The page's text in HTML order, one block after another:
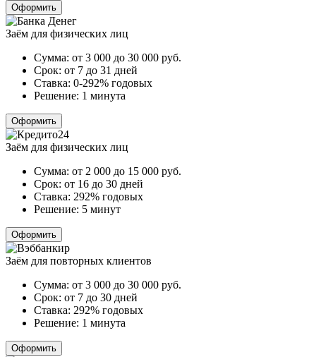
Оформить
Заём для физических лиц
Сумма: от 3 000 до 30 000 руб.
Срок: от 7 до 31 дней
Ставка: 0-292% годовых
Решение: 1 минута
Оформить
Заём для физических лиц
Сумма: от 2 000 до 15 000 руб.
Срок: от 16 до 30 дней
Ставка: 292% годовых
Решение: 5 минут
Оформить
Заём для повторных клиентов
Сумма: от 3 000 до 30 000 руб.
Срок: от 7 до 30 дней
Ставка: 292% годовых
Решение: 1 минута
Оформить